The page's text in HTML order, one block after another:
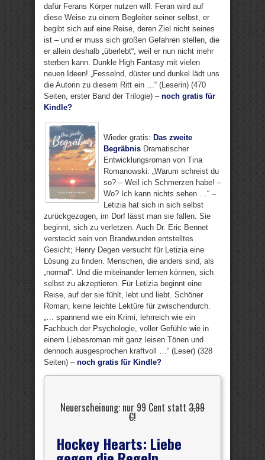
dafür Ferans Körper nutzen will. Feran wird auf
diese Weise zu einem Begleiter seiner selbst, er
begibt sich auf eine Reise, deren Ziel nicht seines
ist – und er muss sich großen Gefahren stellen, die
er allein deshalb „überlebt“, weil er nun nicht mehr
sterben kann. Dunkle High Fantasy mit vielen
neuen Ideen! „Fesselnd, düster und dunkel lädt uns
die Autorin zu diesem Ritt ein …“ (Leserin) (470
Seiten, erster Band der Trilogie) – noch gratis für
Kindle?
Wieder gratis: Das zweite
Begräbnis Dramatischer
Entwicklungsroman von Tina
Romanowski: „Warum schreist du
so? – Weil ich Schmerzen habe! –
Wo? Ich kann nichts sehen …“ –
Letizia hat sich in sich selbst
zurückgezogen, im Dorf lässt man sie fallen. Sie
beginnt, sich zu verletzen. Auch Dr. Eric Bennet
versteckt sein von Brandwunden entstelltes
Gesicht; Henry Degen versucht für Letizia eine
Lösung zu finden. Menschen, die anders sind, als
„normal“. Und die miteinander lernen können, sich
selbst zu akzeptieren. Für Letizia beginnt eine
Reise, auf der sie fühlt, lebt und liebt. Schöner
Roman, keine leichte Lektüre für zwischendurch.
„… spannend wie ein Krimi, lehrreich wie ein
Fachbuch der Psychologie, voller Gefühle wie in
einem Liebesroman mit ganz leisen Tönen und
dennoch ausgesprochen kraftvoll …“ (Leser) (328
Seiten) – noch gratis für Kindle?
Neuerscheinung: nur 99 Cent statt 3,99
€!
Hockey Hearts: Liebe